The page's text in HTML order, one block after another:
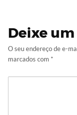
Deixe
O seu endereço de e-
marcados com *